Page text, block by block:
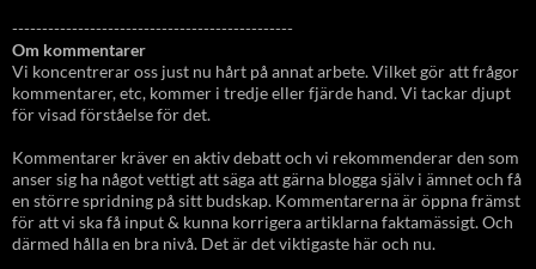
-----------------------------------------------
Om kommentarer
Vi koncentrerar oss just nu hårt på annat arbete. Vilket gör att frågor
kommentarer, etc, kommer i tredje eller fjärde hand. Vi tackar djupt
för visad förståelse för det.
Kommentarer kräver en aktiv debatt och vi rekommenderar den som
anser sig ha något vettigt att säga att gärna blogga själv i ämnet och få
en större spridning på sitt budskap. Kommentarerna är öppna främst
för att vi ska få input & kunna korrigera artiklarna faktamässigt. Och
därmed hålla en bra nivå. Det är det viktigaste här och nu.